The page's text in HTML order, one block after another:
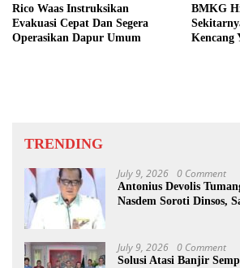
Rico Waas Instruksikan
Evakuasi Cepat Dan Segera
Operasikan Dapur Umum
BMKG
Kencang
TRENDING
July 9, 2026 0 Comment
Antonius Devolis
Nasdem Soroti Dinsos,
July 9, 2026 0 Comment
Solusi Atasi Banjir